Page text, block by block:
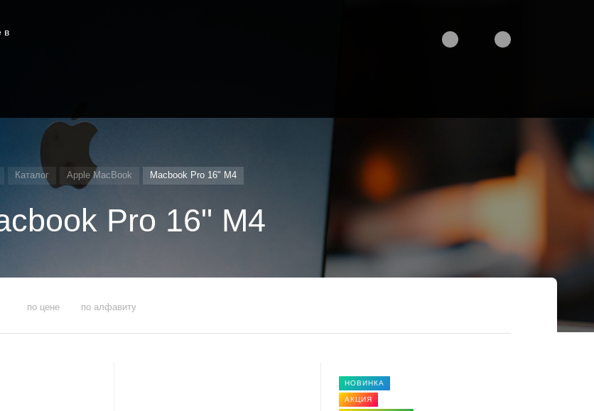
в
Каталог Apple MacBook Macbook Pro 16" M4
Pro 16" M4
по цене по алфавиту
НОВИНКА
АКЦИЯ